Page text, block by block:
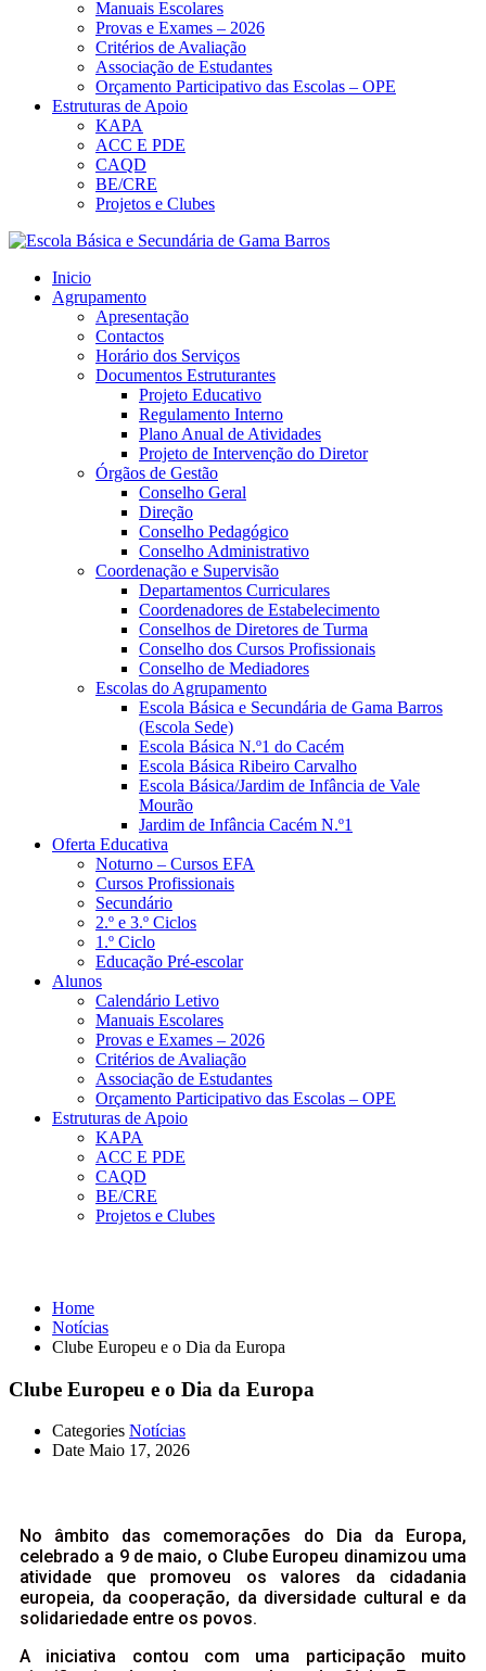
Manuais Escolares
Provas e Exames – 2026
Critérios de Avaliação
Associação de Estudantes
Orçamento Participativo das Escolas – OPE
Estruturas de Apoio
KAPA
ACC E PDE
CAQD
BE/CRE
Projetos e Clubes
Inicio
Agrupamento
Apresentação
Contactos
Horário dos Serviços
Documentos Estruturantes
Projeto Educativo
Regulamento Interno
Plano Anual de Atividades
Projeto de Intervenção do Diretor
Órgãos de Gestão
Conselho Geral
Direção
Conselho Pedagógico
Conselho Administrativo
Coordenação e Supervisão
Departamentos Curriculares
Coordenadores de Estabelecimento
Conselhos de Diretores de Turma
Conselho dos Cursos Profissionais
Conselho de Mediadores
Escolas do Agrupamento
Escola Básica e Secundária de Gama Barros
(Escola Sede)
Escola Básica N.º1 do Cacém
Escola Básica Ribeiro Carvalho
Escola Básica/Jardim de Infância de Vale
Mourão
Jardim de Infância Cacém N.º1
Oferta Educativa
Noturno – Cursos EFA
Cursos Profissionais
Secundário
2.º e 3.º Ciclos
1.º Ciclo
Educação Pré-escolar
Alunos
Calendário Letivo
Manuais Escolares
Provas e Exames – 2026
Critérios de Avaliação
Associação de Estudantes
Orçamento Participativo das Escolas – OPE
Estruturas de Apoio
KAPA
ACC E PDE
CAQD
BE/CRE
Projetos e Clubes
Home
Notícias
Clube Europeu e o Dia da Europa
Clube Europeu e o Dia da Europa
Categories Notícias
Date Maio 17, 2026
No âmbito das comemorações do Dia da Europa,
celebrado a 9 de maio, o Clube Europeu dinamizou uma
atividade que promoveu os valores da cidadania
europeia, da cooperação, da diversidade cultural e da
solidariedade entre os povos.
A iniciativa contou com uma participação muito